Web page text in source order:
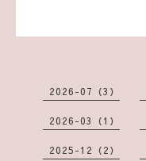
2026-07（3）
2026-03（1）
2025-12（2）